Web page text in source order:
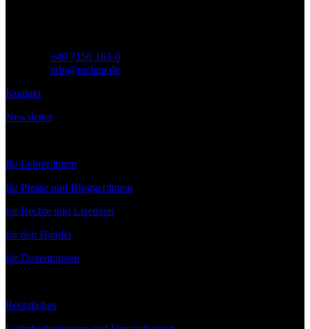
+49 7156 163-0
info@reclam.de
Kontakt
Newsletter
für Lehrer:innen
für Presse und Blogger:innen
für Rechte und Lizenzen
für den Handel
für Dozent:innen
Rechtliches